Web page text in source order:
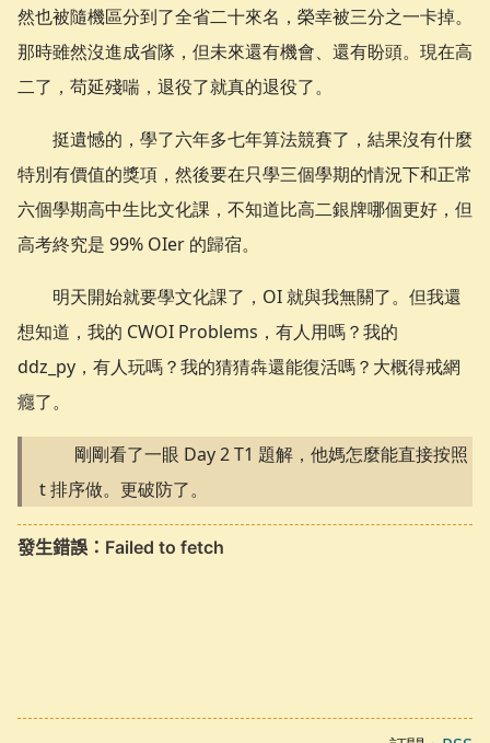
然也被隨機區分到了全省二十來名，榮幸被三分之一卡掉。
那時雖然沒進成省隊，但未來還有機會、還有盼頭。現在高
二了，苟延殘喘，退役了就真的退役了。
挺遺憾的，學了六年多七年算法競賽了，結果沒有什麼
特別有價值的獎項，然後要在只學三個學期的情況下和正常
六個學期高中生比文化課，不知道比高二銀牌哪個更好，但
高考終究是 99% OIer 的歸宿。
明天開始就要學文化課了，OI 就與我無關了。但我還
想知道，我的 CWOI Problems，有人用嗎？我的
ddz_py，有人玩嗎？我的猜猜犇還能復活嗎？大概得戒網
癮了。
剛剛看了一眼 Day 2 T1 題解，他媽怎麼能直接按照
t 排序做。更破防了。